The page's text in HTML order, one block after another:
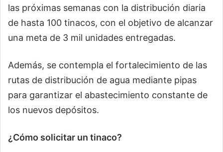
las próximas semanas con la distribución diaria
de hasta 100 tinacos, con el objetivo de alcanzar
una meta de 3 mil unidades entregadas.
Además, se contempla el fortalecimiento de las
rutas de distribución de agua mediante pipas
para garantizar el abastecimiento constante de
los nuevos depósitos.
¿Cómo solicitar un tinaco?